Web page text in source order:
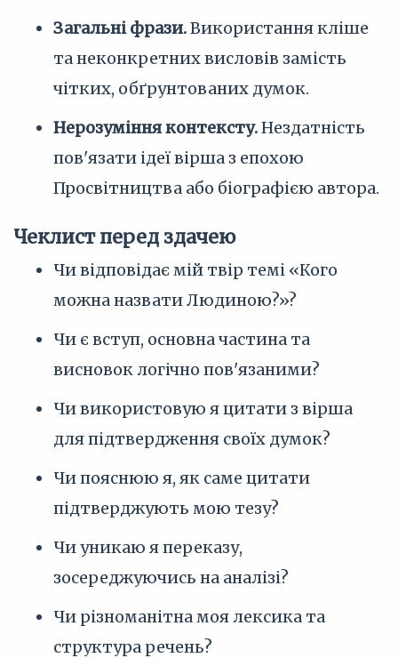
Загальні фрази.Використання кліше
та неконкретних висловів замість
чітких, обґрунтованих думок.
Нерозуміння контексту.Нездатність
пов'язати ідеї вірша з епохою
Просвітництва або біографією автора.
Чеклист перед здачею
Чи відповідає мій твір темі «Кого
можна назвати Людиною?»?
Чи є вступ, основна частина та
висновок логічно пов'язаними?
Чи використовую я цитати з вірша
для підтвердження своїх думок?
Чи пояснюю я, як саме цитати
підтверджують мою тезу?
Чи уникаю я переказу,
зосереджуючись на аналізі?
Чи різноманітна моя лексика та
структура речень?